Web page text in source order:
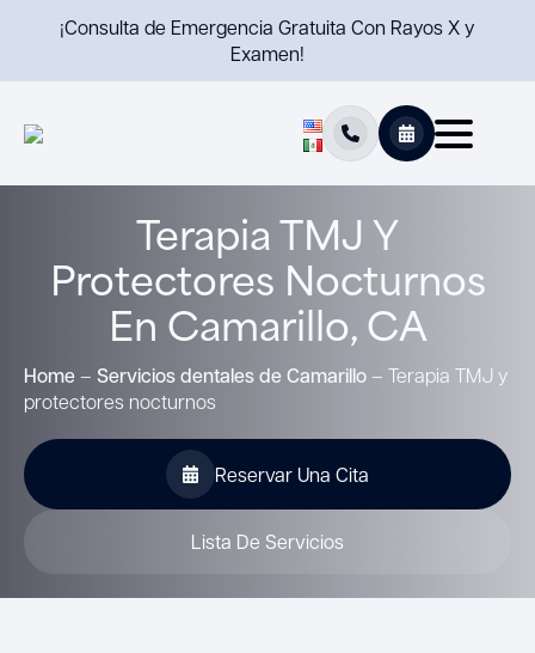
¡Consulta de Emergencia Gratuita Con Rayos X y
Examen!
Terapia TMJ Y
Protectores Nocturnos
En Camarillo, CA
Home– Servicios dentales de Camarillo – Terapia TMJ y
protectores nocturnos
Reservar Una Cita
Lista De Servicios